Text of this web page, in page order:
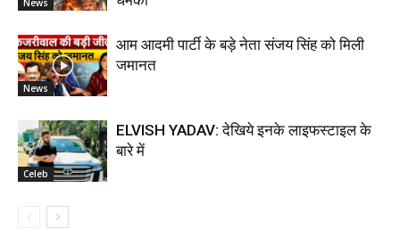
News
आम आदमी पार्टी के बड़े नेता संजय सिंह को मिली
जमानत
Celeb
ELVISH YADAV: देखिये इनके लाइफस्टाइल के
बारे में